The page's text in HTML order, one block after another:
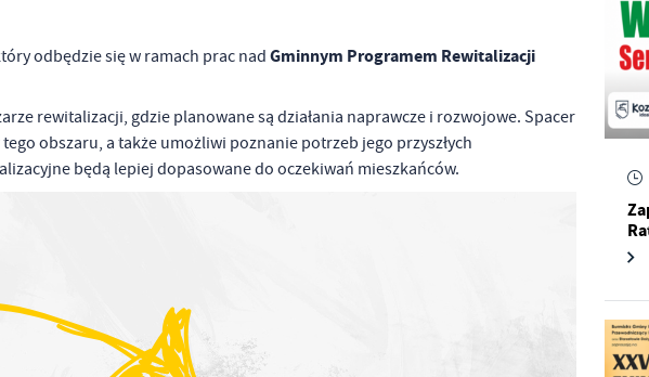
odbędzie się w ramach prac nad Gminnym Programem Rewitalizacji
rewitalizacji, gdzie planowane są działania naprawcze i rozwojowe. Spacer
obszaru, a także umożliwi poznanie potrzeb jego przyszłych
będą lepiej dopasowane do oczekiwań mieszkańców.